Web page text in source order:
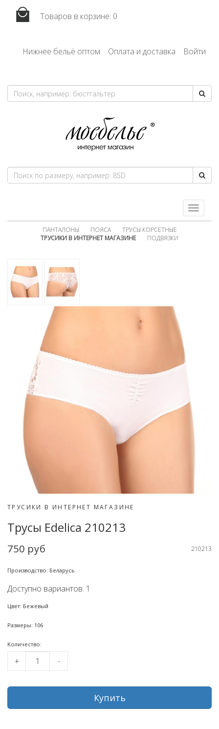
Товаров в корзине: 0
Нижнее бельё оптом Оплата и доставка Войти
Toggle
navigation
ПАНТАЛОНЫ
ПОЯСА
ТРУСЫ КОРСЕТНЫЕ
ТРУСИКИ В ИНТЕРНЕТ МАГАЗИНЕ
ПОДВЯЗКИ
ТРУСИКИ В ИНТЕРНЕТ МАГАЗИНЕ
Трусы Edelica 210213
750 руб 210213
Производство: Беларусь
Доступно вариантов: 1
Цвет: Бежевый
Размеры: 106
Kоличество:
+ -
Купить